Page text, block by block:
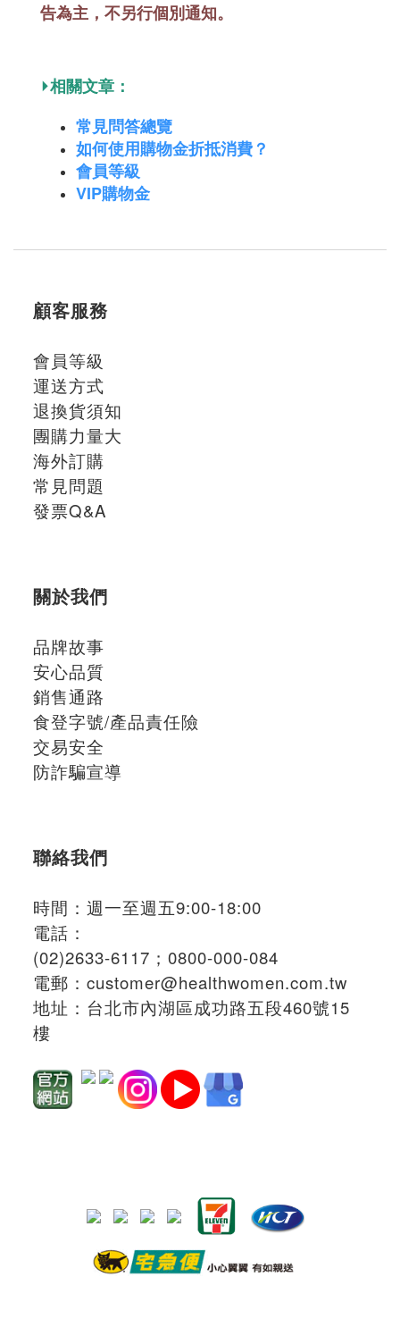
告為主，不另行個別通知。
⏵相關文章：
常見問答總覽
如何使用購物金折抵消費？
會員等級
VIP購物金
顧客服務
會員等級
運送方式
退換貨須知
團購力量大
海外訂購
常見問題
發票Q&A
關於我們
品牌故事
安心品質
銷售通路
食登字號/產品責任險
交易安全
防詐騙宣導
聯絡我們
時間：週一至週五9:00-18:00
電話：
(02)2633-6117； 0800-000-084
電郵： customer@healthwomen.com.tw
地址： 台北市內湖區成功路五段460號15
樓